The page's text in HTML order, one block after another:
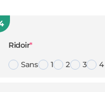
Ridoir*(required)
Sans 1 2 3 4